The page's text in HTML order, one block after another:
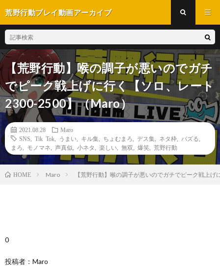
荒野行動プレイ動画アーカイブ
【荒野行動】喉の調子が悪いのでガチ
でピーク戦上げに行く【ソロ、レート
2300-2500】（Maro）
2021.08.28
Maro
SNS
Tik Tok うまい キル集 ちょむまろ デス集 ネタ枠 バズる
まろ
モノマネ 声真似 小ネタ 楽しい 無双 爆笑 荒野行動
HOME Maro 【荒野行動】喉の調子が悪いのでガチでピーク戦上
0
投稿者：Maro